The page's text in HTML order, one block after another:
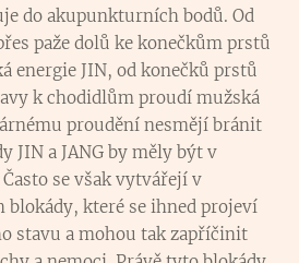
do akupunkturních bodů. Od
paže dolů ke konečkům prstů
energie JIN, od konečků prstů
k chodidlům proudí mužská
proudění nesmějí bránit
JIN a JANG by měly být v
se však vytvářejí v
blokády, které se ihned projeví
stavu a mohou tak zapříčinit